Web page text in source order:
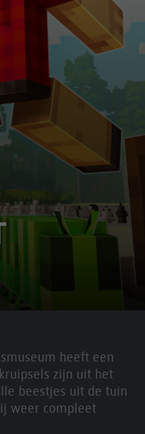
heeft een
zijn uit het
beestjes uit de tuin
weer compleet